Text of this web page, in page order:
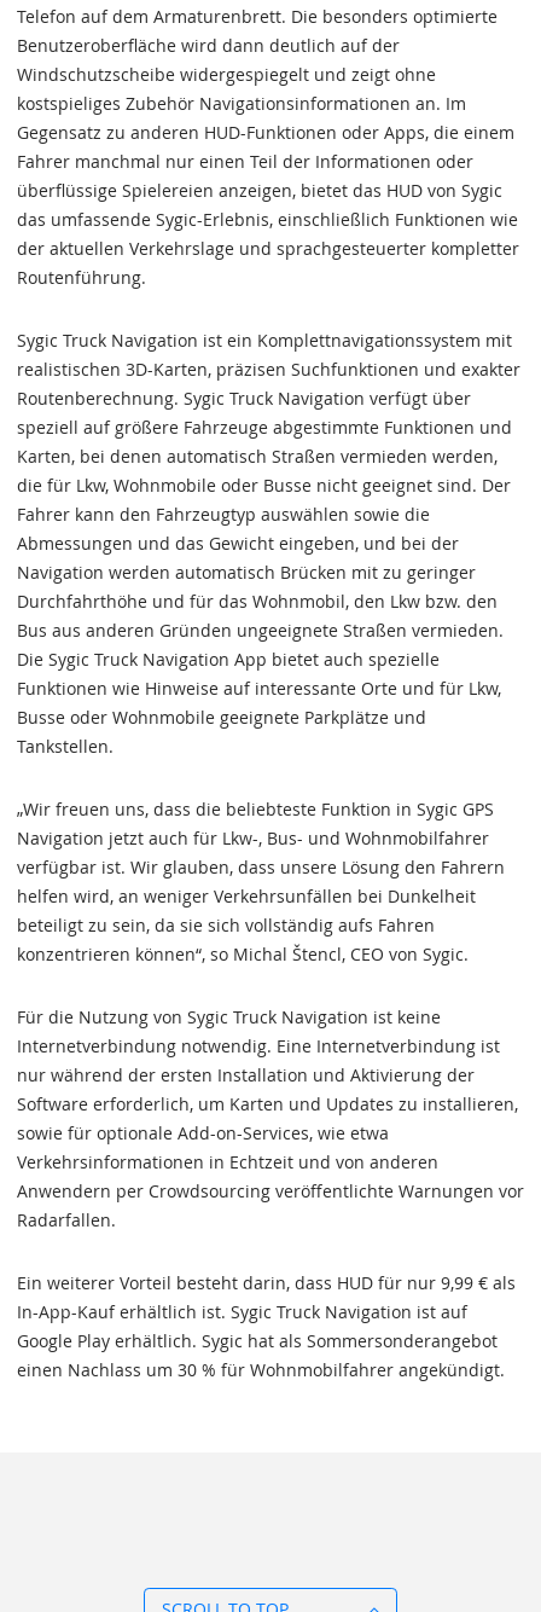
Telefon auf dem Armaturenbrett. Die besonders optimierte
Benutzeroberfläche wird dann deutlich auf der
Windschutzscheibe widergespiegelt und zeigt ohne
kostspieliges Zubehör Navigationsinformationen an. Im
Gegensatz zu anderen HUD-Funktionen oder Apps, die einem
Fahrer manchmal nur einen Teil der Informationen oder
überflüssige Spielereien anzeigen, bietet das HUD von Sygic
das umfassende Sygic-Erlebnis, einschließlich Funktionen wie
der aktuellen Verkehrslage und sprachgesteuerter kompletter
Routenführung.
Sygic Truck Navigation ist ein Komplettnavigationssystem mit
realistischen 3D-Karten, präzisen Suchfunktionen und exakter
Routenberechnung. Sygic Truck Navigation verfügt über
speziell auf größere Fahrzeuge abgestimmte Funktionen und
Karten, bei denen automatisch Straßen vermieden werden,
die für Lkw, Wohnmobile oder Busse nicht geeignet sind. Der
Fahrer kann den Fahrzeugtyp auswählen sowie die
Abmessungen und das Gewicht eingeben, und bei der
Navigation werden automatisch Brücken mit zu geringer
Durchfahrthöhe und für das Wohnmobil, den Lkw bzw. den
Bus aus anderen Gründen ungeeignete Straßen vermieden.
Die Sygic Truck Navigation App bietet auch spezielle
Funktionen wie Hinweise auf interessante Orte und für Lkw,
Busse oder Wohnmobile geeignete Parkplätze und
Tankstellen.
„Wir freuen uns, dass die beliebteste Funktion in Sygic GPS
Navigation jetzt auch für Lkw-, Bus- und Wohnmobilfahrer
verfügbar ist. Wir glauben, dass unsere Lösung den Fahrern
helfen wird, an weniger Verkehrsunfällen bei Dunkelheit
beteiligt zu sein, da sie sich vollständig aufs Fahren
konzentrieren können“, so Michal Štencl, CEO von Sygic.
Für die Nutzung von Sygic Truck Navigation ist keine
Internetverbindung notwendig. Eine Internetverbindung ist
nur während der ersten Installation und Aktivierung der
Software erforderlich, um Karten und Updates zu installieren,
sowie für optionale Add-on-Services, wie etwa
Verkehrsinformationen in Echtzeit und von anderen
Anwendern per Crowdsourcing veröffentlichte Warnungen vor
Radarfallen.
Ein weiterer Vorteil besteht darin, dass HUD für nur 9,99 € als
In-App-Kauf erhältlich ist. Sygic Truck Navigation ist auf
Google Play erhältlich. Sygic hat als Sommersonderangebot
einen Nachlass um 30 % für Wohnmobilfahrer angekündigt.